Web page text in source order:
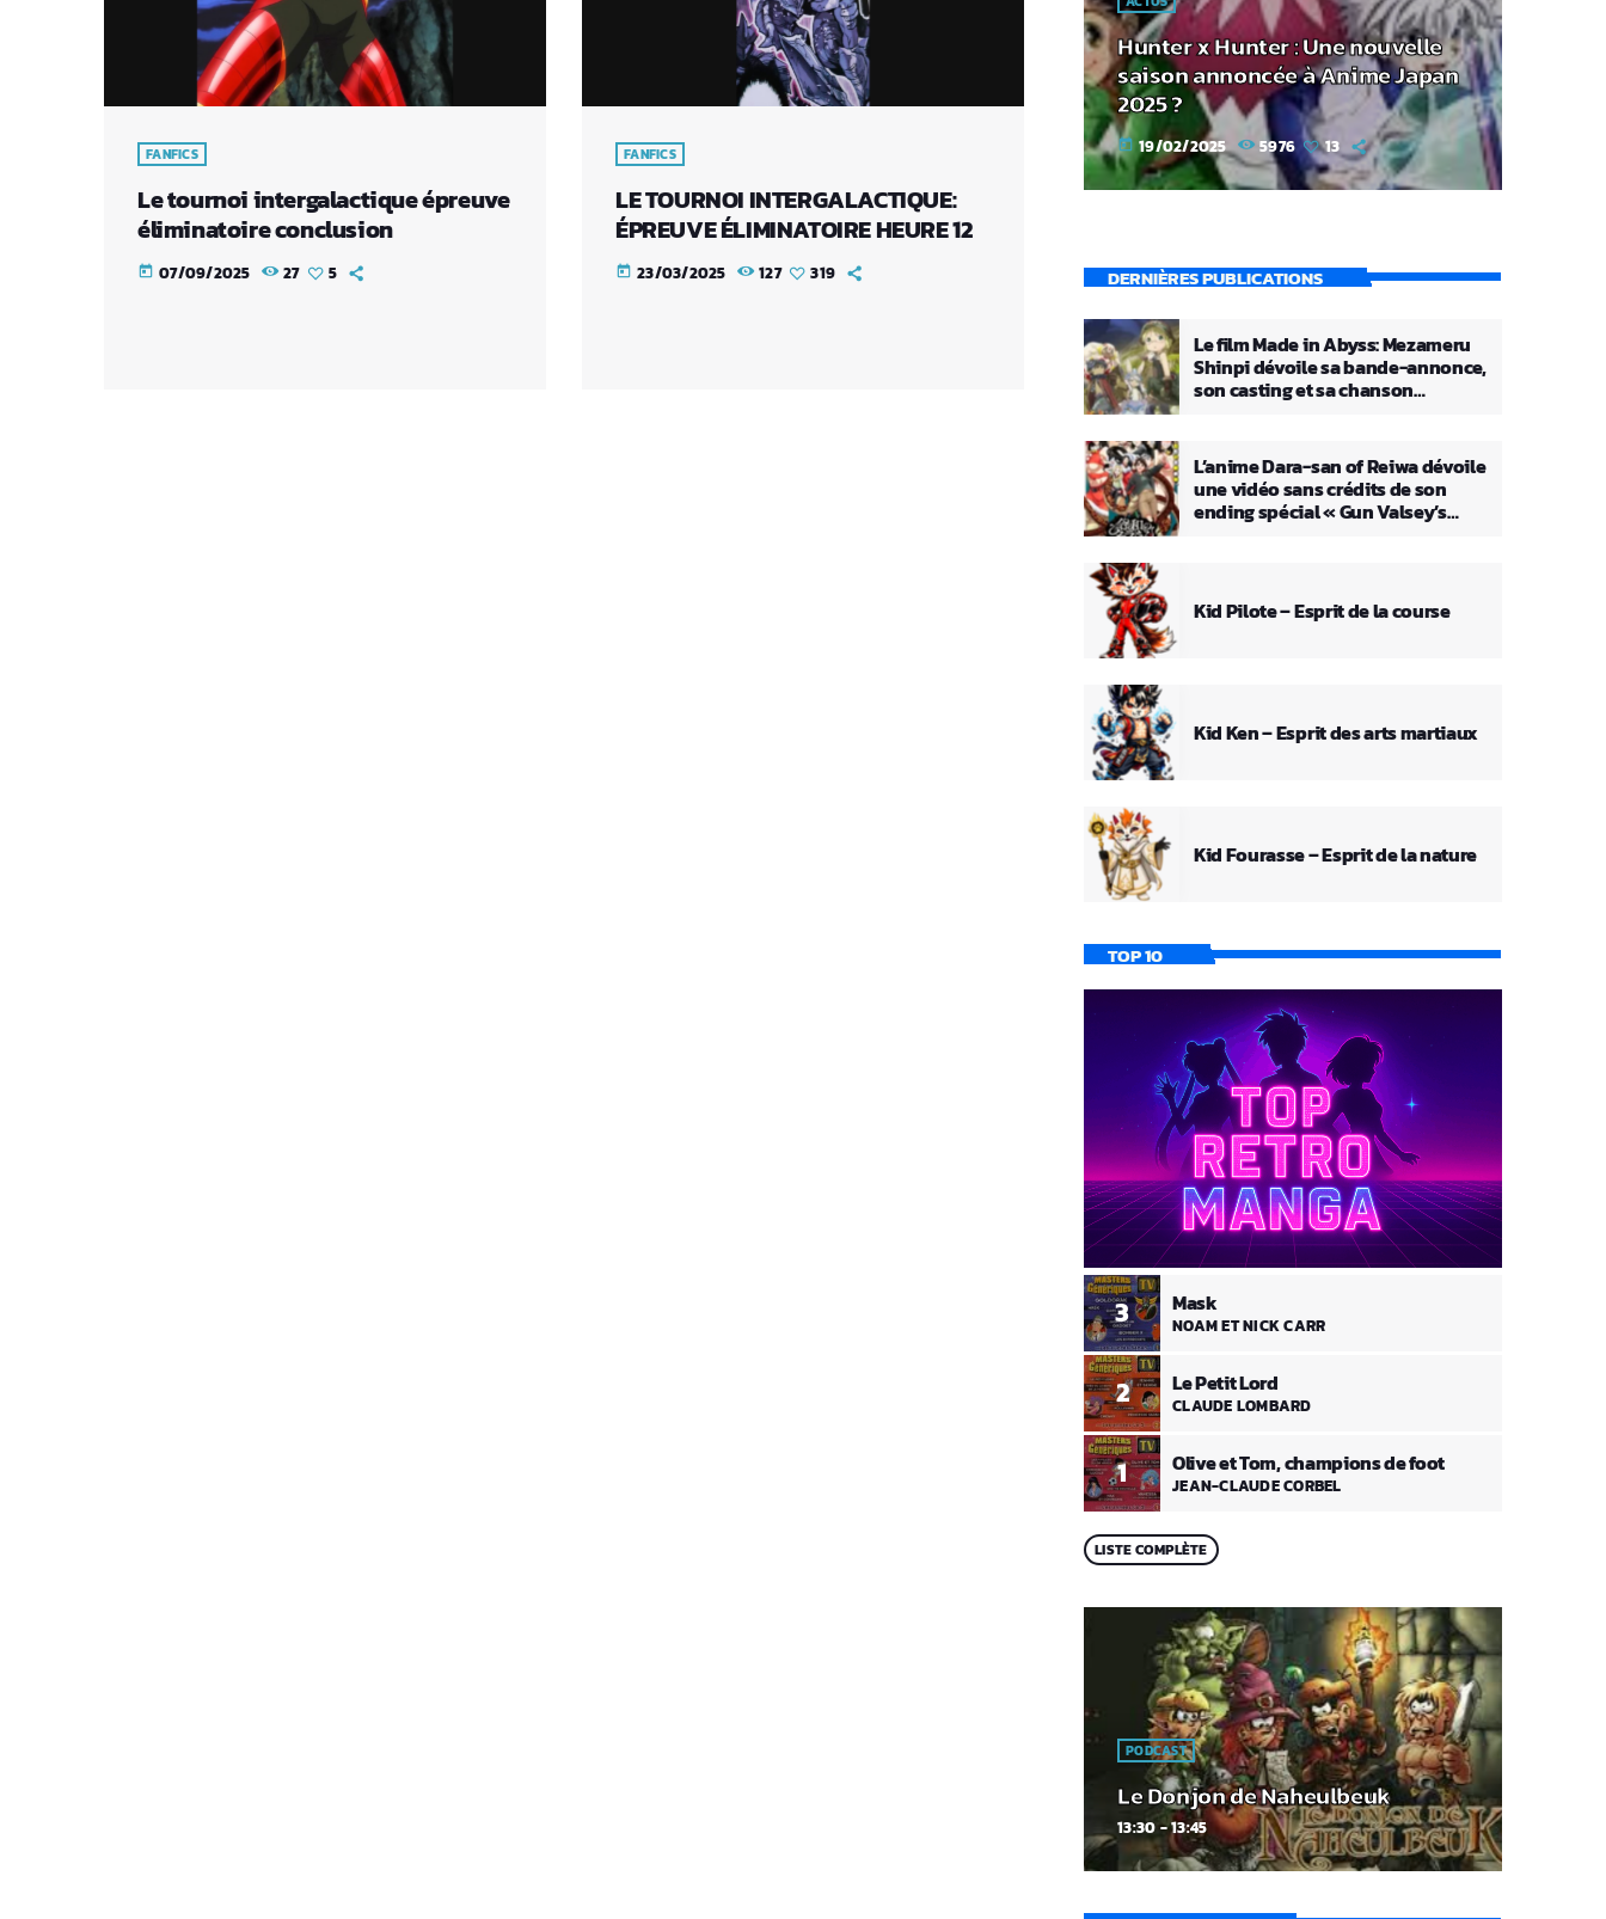
FANFICS
Le tournoi intergalactique épreuve
éliminatoire conclusion
today 07/09/2025 27 5
FANFICS
LE TOURNOI INTERGALACTIQUE:
ÉPREUVE ÉLIMINATOIRE HEURE 12
today 23/03/2025 127 319
Hunter x Hunter : Une nouvelle
saison annoncée à Anime Japan
2025 ?
today 19/02/2025 5976 13
DERNIÈRES PUBLICATIONS
Le film Made in Abyss: Mezameru
Shinpi dévoile sa bande-annonce,
son casting et sa chanson
L’anime Dara-san of Reiwa dévoile
une vidéo sans crédits de son
ending spécial « Gun Valsey’s
Kid Pilote – Esprit de la course
Kid Ken – Esprit des arts martiaux
Kid Fourasse – Esprit de la nature
TOP 10
1 Olive et Tom, champions de foot
JEAN-CLAUDE CORBEL
2 Le Petit Lord
CLAUDE LOMBARD
3 Mask
NOAM ET NICK CARR
LISTE COMPLÈTE
PODCAST
Le Donjon de Naheulbeuk
13:30 - 13:45